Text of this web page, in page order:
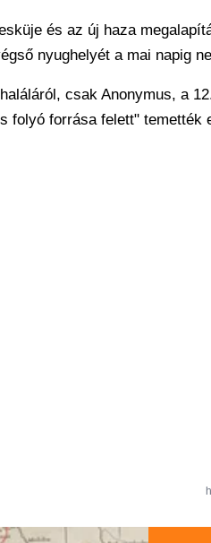
és az új haza
nyughelyét a mai napig
csak Anonymus, a
folyó forrása felett"